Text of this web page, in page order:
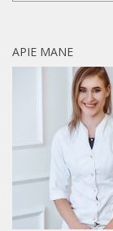
APIE MANE